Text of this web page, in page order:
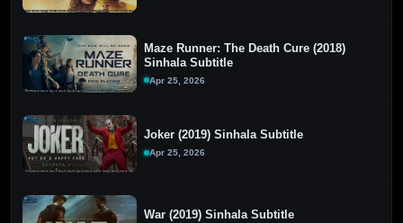
Maze Runner: The Death Cure (2018)
Sinhala Subtitle
Apr 25, 2026
Joker (2019) Sinhala Subtitle
Apr 25, 2026
War (2019) Sinhala Subtitle